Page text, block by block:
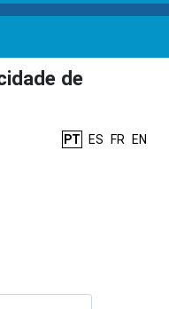
de
PT ES FR EN